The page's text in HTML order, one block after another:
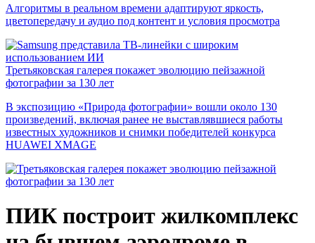
Алгоритмы в реальном времени адаптируют яркость,
цветопередачу и аудио под контент и условия просмотра
Третьяковская галерея покажет эволюцию пейзажной
фотографии за 130 лет
В экспозицию «Природа фотографии» вошли около 130
произведений, включая ранее не выставлявшиеся работы
известных художников и снимки победителей конкурса
HUAWEI XMAGE
ПИК построит жилкомплекс